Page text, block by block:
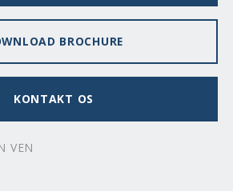
BROCHURE
KONTAKT OS
VEN